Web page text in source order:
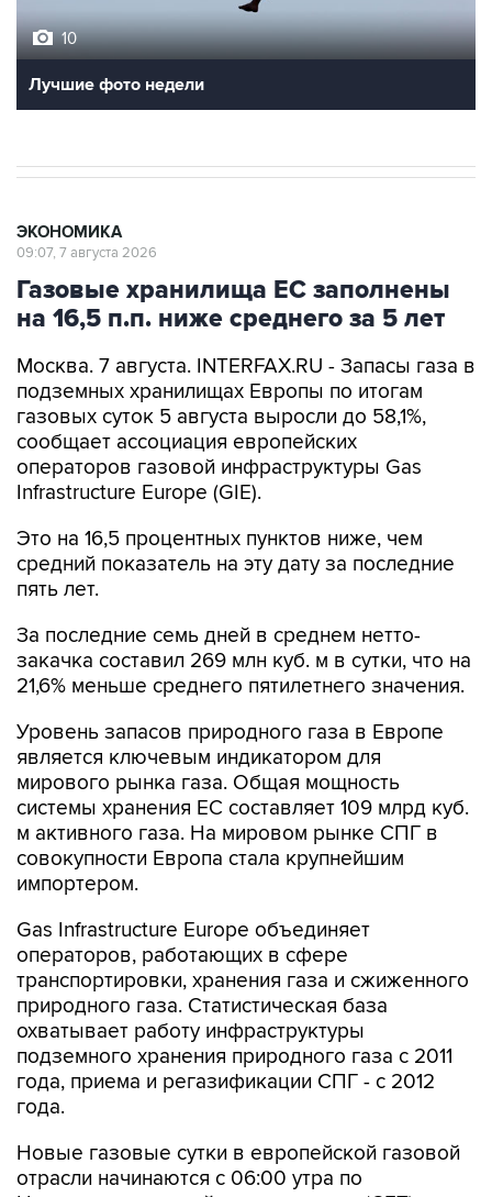
10
Лучшие фото недели
ЭКОНОМИКА
09:07, 7 августа 2026
Газовые хранилища ЕС заполнены
на 16,5 п.п. ниже среднего за 5 лет
Москва. 7 августа. INTERFAX.RU - Запасы газа в
подземных хранилищах Европы по итогам
газовых суток 5 августа выросли до 58,1%,
сообщает ассоциация европейских
операторов газовой инфраструктуры Gas
Infrastructure Europe (GIE).
Это на 16,5 процентных пунктов ниже, чем
средний показатель на эту дату за последние
пять лет.
За последние семь дней в среднем нетто-
закачка составил 269 млн куб. м в сутки, что на
21,6% меньше среднего пятилетнего значения.
Уровень запасов природного газа в Европе
является ключевым индикатором для
мирового рынка газа. Общая мощность
системы хранения ЕС составляет 109 млрд куб.
м активного газа. На мировом рынке СПГ в
совокупности Европа стала крупнейшим
импортером.
Gas Infrastructure Europe объединяет
операторов, работающих в сфере
транспортировки, хранения газа и сжиженного
природного газа. Статистическая база
охватывает работу инфраструктуры
подземного хранения природного газа с 2011
года, приема и регазификации СПГ - с 2012
года.
Новые газовые сутки в европейской газовой
отрасли начинаются c 06:00 утра по